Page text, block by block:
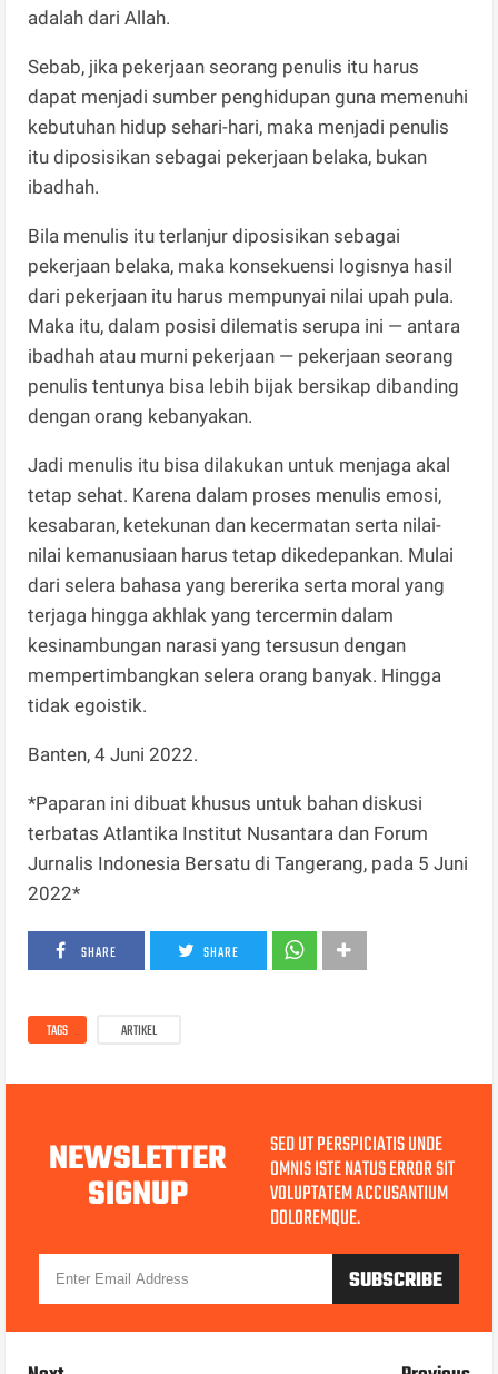
adalah dari Allah.
Sebab, jika pekerjaan seorang penulis itu harus
dapat menjadi sumber penghidupan guna memenuhi
kebutuhan hidup sehari-hari, maka menjadi penulis
itu diposisikan sebagai pekerjaan belaka, bukan
ibadhah.
Bila menulis itu terlanjur diposisikan sebagai
pekerjaan belaka, maka konsekuensi logisnya hasil
dari pekerjaan itu harus mempunyai nilai upah pula.
Maka itu, dalam posisi dilematis serupa ini — antara
ibadhah atau murni pekerjaan — pekerjaan seorang
penulis tentunya bisa lebih bijak bersikap dibanding
dengan orang kebanyakan.
Jadi menulis itu bisa dilakukan untuk menjaga akal
tetap sehat. Karena dalam proses menulis emosi,
kesabaran, ketekunan dan kecermatan serta nilai-
nilai kemanusiaan harus tetap dikedepankan. Mulai
dari selera bahasa yang bererika serta moral yang
terjaga hingga akhlak yang tercermin dalam
kesinambungan narasi yang tersusun dengan
mempertimbangkan selera orang banyak. Hingga
tidak egoistik.
Banten, 4 Juni 2022.
*Paparan ini dibuat khusus untuk bahan diskusi
terbatas Atlantika Institut Nusantara dan Forum
Jurnalis Indonesia Bersatu di Tangerang, pada 5 Juni
2022*
SHARE SHARE
TAGS ARTIKEL
NEWSLETTER
SIGNUP
SED UT PERSPICIATIS UNDE
OMNIS ISTE NATUS ERROR SIT
VOLUPTATEM ACCUSANTIUM
DOLOREMQUE.